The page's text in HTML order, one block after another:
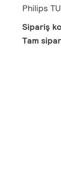
Philips
Sipariş
Tam